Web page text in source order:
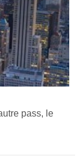
pass, le